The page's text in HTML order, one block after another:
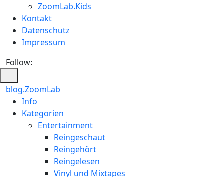
ZoomLab.Kids
Kontakt
Datenschutz
Impressum
Follow:
blog.ZoomLab
ZoomLab
//
Info
Kategorien
Entertainment
Reingeschaut
Reingehört
Reingelesen
Vinyl und Mixtapes